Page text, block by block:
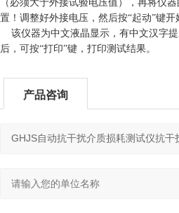
（必须大于外接试验电压值），再将仪
置！调整好外接电压，然后按“起动”键开
该仪器为中文液晶显示，有中文汉字
后，可按“打印”键，打印测试结果。
产品咨询